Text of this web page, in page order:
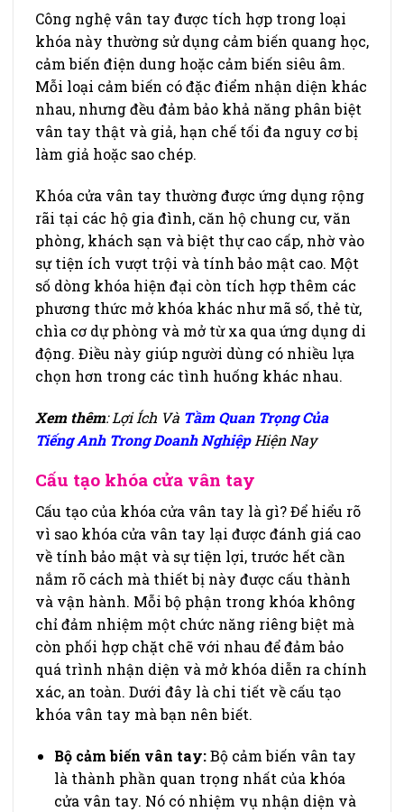
Công nghệ vân tay được tích hợp trong loại
khóa này thường sử dụng cảm biến quang học,
cảm biến điện dung hoặc cảm biến siêu âm.
Mỗi loại cảm biến có đặc điểm nhận diện khác
nhau, nhưng đều đảm bảo khả năng phân biệt
vân tay thật và giả, hạn chế tối đa nguy cơ bị
làm giả hoặc sao chép.
Khóa cửa vân tay thường được ứng dụng rộng
rãi tại các hộ gia đình, căn hộ chung cư, văn
phòng, khách sạn và biệt thự cao cấp, nhờ vào
sự tiện ích vượt trội và tính bảo mật cao. Một
số dòng khóa hiện đại còn tích hợp thêm các
phương thức mở khóa khác như mã số, thẻ từ,
chìa cơ dự phòng và mở từ xa qua ứng dụng di
động. Điều này giúp người dùng có nhiều lựa
chọn hơn trong các tình huống khác nhau.
Xem thêm: Lợi Ích Và Tầm Quan Trọng Của
Tiếng Anh Trong Doanh Nghiệp Hiện Nay
Cấu tạo khóa cửa vân tay
Cấu tạo của khóa cửa vân tay là gì? Để hiểu rõ
vì sao khóa cửa vân tay lại được đánh giá cao
về tính bảo mật và sự tiện lợi, trước hết cần
nắm rõ cách mà thiết bị này được cấu thành
và vận hành. Mỗi bộ phận trong khóa không
chỉ đảm nhiệm một chức năng riêng biệt mà
còn phối hợp chặt chẽ với nhau để đảm bảo
quá trình nhận diện và mở khóa diễn ra chính
xác, an toàn. Dưới đây là chi tiết về cấu tạo
khóa vân tay mà bạn nên biết.
Bộ cảm biến vân tay:Bộ cảm biến vân tay
là thành phần quan trọng nhất của khóa
cửa vân tay. Nó có nhiệm vụ nhận diện và